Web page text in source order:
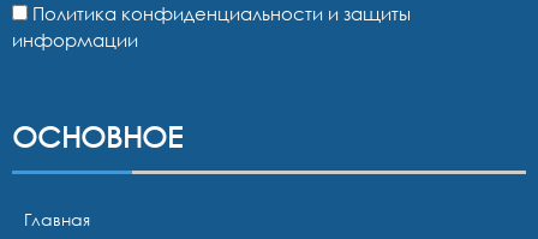
Политика конфиденциальности и защиты
информации
ОСНОВНОЕ
Главная